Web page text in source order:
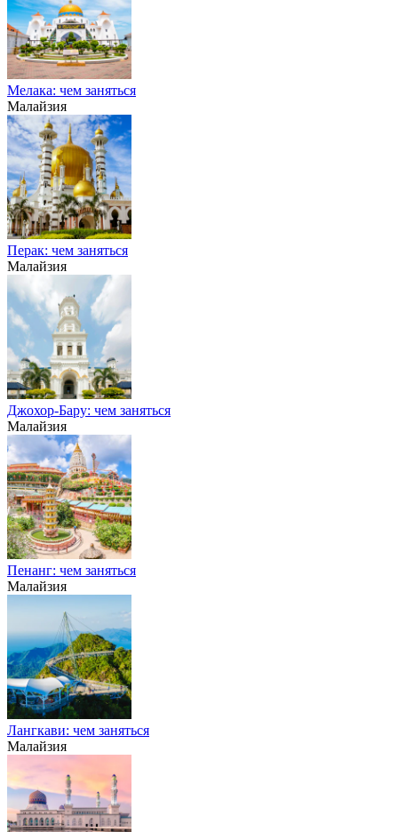
Мелака: чем заняться
Малайзия
Перак: чем заняться
Малайзия
Джохор-Бару: чем заняться
Малайзия
Пенанг: чем заняться
Малайзия
Лангкави: чем заняться
Малайзия